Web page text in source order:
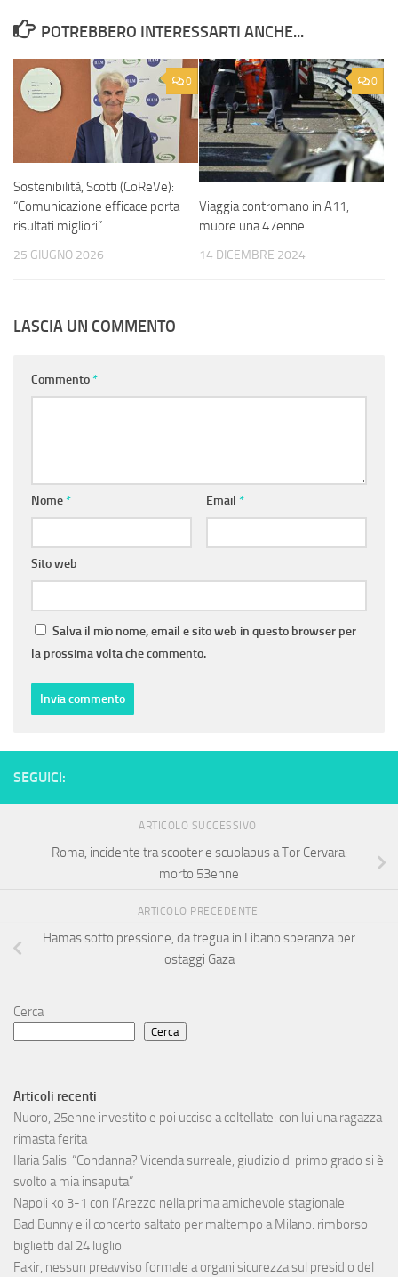
POTREBBERO INTERESSARTI ANCHE...
0
Sostenibilità, Scotti (CoReVe):
“Comunicazione efficace porta
risultati migliori”
25 GIUGNO 2026
0
Viaggia contromano in A11,
muore una 47enne
14 DICEMBRE 2024
LASCIA UN COMMENTO
Commento*
Nome* Email *
Sito web
Salva il mio nome, email e sito web in questo browser per
la prossima volta che commento.
SEGUICI:
ARTICOLO SUCCESSIVO
Roma, incidente tra scooter e scuolabus a Tor Cervara:
morto 53enne
ARTICOLO PRECEDENTE
Hamas sotto pressione, da tregua in Libano speranza per
ostaggi Gaza
Cerca
Cerca
Articoli recenti
Nuoro, 25enne investito e poi ucciso a coltellate: con lui una ragazza
rimasta ferita
Ilaria Salis: “Condanna? Vicenda surreale, giudizio di primo grado si è
svolto a mia insaputa”
Napoli ko 3-1 con l’Arezzo nella prima amichevole stagionale
Bad Bunny e il concerto saltato per maltempo a Milano: rimborso
biglietti dal 24 luglio
Fakir, nessun preavviso formale a organi sicurezza sul presidio del